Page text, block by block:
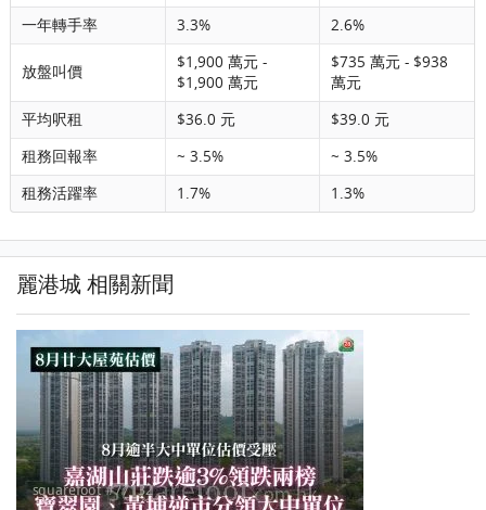
一年轉手率
3.3% 2.6%
放盤叫價
$1,900 萬元 -
$1,900 萬元
$735 萬元 - $938
萬元
平均呎租
$36.0 元
$39.0 元
租務回報率
~ 3.5%
~ 3.5%
租務活躍率
1.7% 1.3%
麗港城 相關新聞